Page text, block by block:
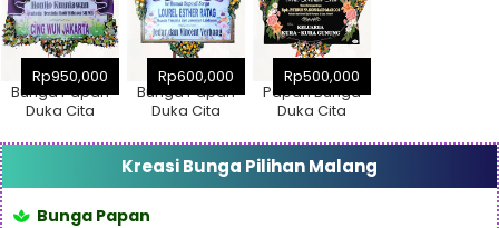
Bunga Papan
Duka Cita
Pita Besar
Rp950,000
Bunga Papan
Duka Cita
Pita Kecil
(2,5x1,5m)
Rp600,000
Papan Bunga
Duka Cita
(2,5x1,5m)
Rp500,000
Kreasi Bunga Pilihan Malang
Bunga Papan